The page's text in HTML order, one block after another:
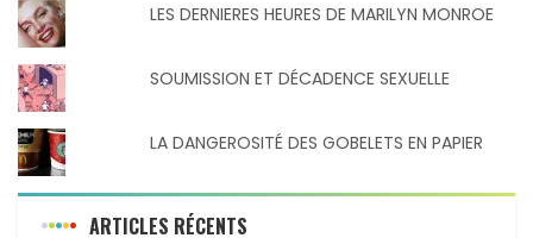
LES DERNIERES HEURES DE MARILYN MONROE
SOUMISSION ET DÉCADENCE SEXUELLE
LA DANGEROSITÉ DES GOBELETS EN PAPIER
ARTICLES RÉCENTS